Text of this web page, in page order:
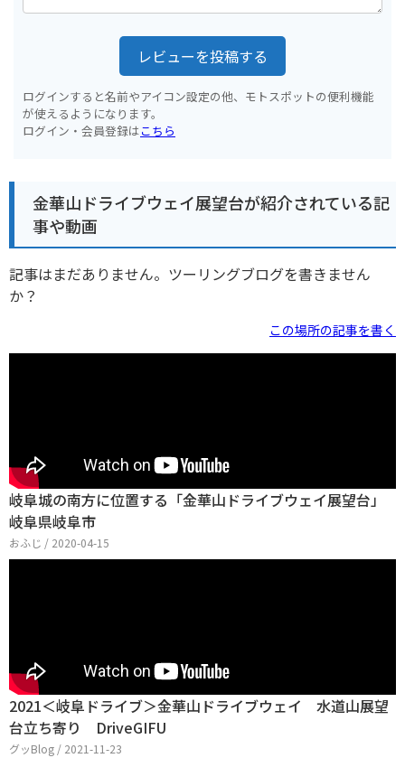
レビューを投稿する
ログインすると名前やアイコン設定の他、モトスポットの便利機能
が使えるようになります。
ログイン・会員登録はこちら
金華山ドライブウェイ展望台が紹介されている記
事や動画
記事はまだありません。ツーリングブログを書きません
か？
この場所の記事を書く
岐阜城の南方に位置する「金華山ドライブウェイ展望台」
岐阜県岐阜市
おふじ / 2020-04-15
2021＜岐阜ドライブ＞金華山ドライブウェイ 水道山展望
台立ち寄り DriveGIFU
グッBlog / 2021-11-23